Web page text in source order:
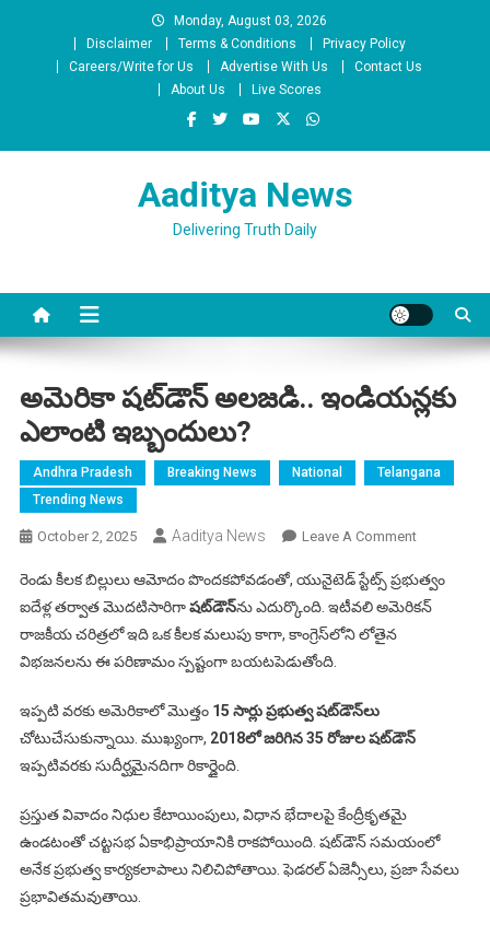
Monday, August 03, 2026
Disclaimer
Terms & Conditions
Privacy Policy
Careers/Write for Us
Advertise With Us
Contact Us
About Us
Live Scores
Aaditya News
Delivering Truth Daily
అమెరికా షట్‌డౌన్‌ అలజడి.. ఇండియన్లకు
ఎలాంటి ఇబ్బందులు?
Andhra Pradesh Breaking News National
Telangana
Trending News
October 2, 2025 Aaditya News Leave A CommentOn
షట్‌డౌన్‌
అలజడి..
రెండు కీలక బిల్లులు ఆమోదం పొందకపోవడంతో, యునైటెడ్ స్టేట్స్ ప్రభుత్వం
ఐదేళ్ల తర్వాత మొదటిసారిగాషట్‌డౌన్‌ను ఎదుర్కొంది. ఇటీవలి అమెరికన్
రాజకీయ చరిత్రలో ఇది ఒక కీలక మలుపు కాగా, కాంగ్రెస్‌లోని లోతైన
విభజనలను ఈ పరిణామం స్పష్టంగా బయటపెడుతోంది.
ఇప్పటి వరకు అమెరికాలో మొత్తం 15 సార్లు ప్రభుత్వ షట్‌డౌన్‌లు
చోటుచేసుకున్నాయి. ముఖ్యంగా, 2018లో జరిగిన 35 రోజుల షట్‌డౌన్
ఇప్పటివరకు సుదీర్ఘమైనదిగా రికార్డైంది.
ప్రస్తుత వివాదం నిధుల కేటాయింపులు, విధాన భేదాలపై కేంద్రీకృతమై
ఉండటంతో చట్టసభ ఏకాభిప్రాయానికి రాకపోయింది. షట్‌డౌన్ సమయంలో
అనేక ప్రభుత్వ కార్యకలాపాలు నిలిచిపోతాయి. ఫెడరల్ ఏజెన్సీలు, ప్రజా సేవలు
ప్రభావితమవుతాయి.